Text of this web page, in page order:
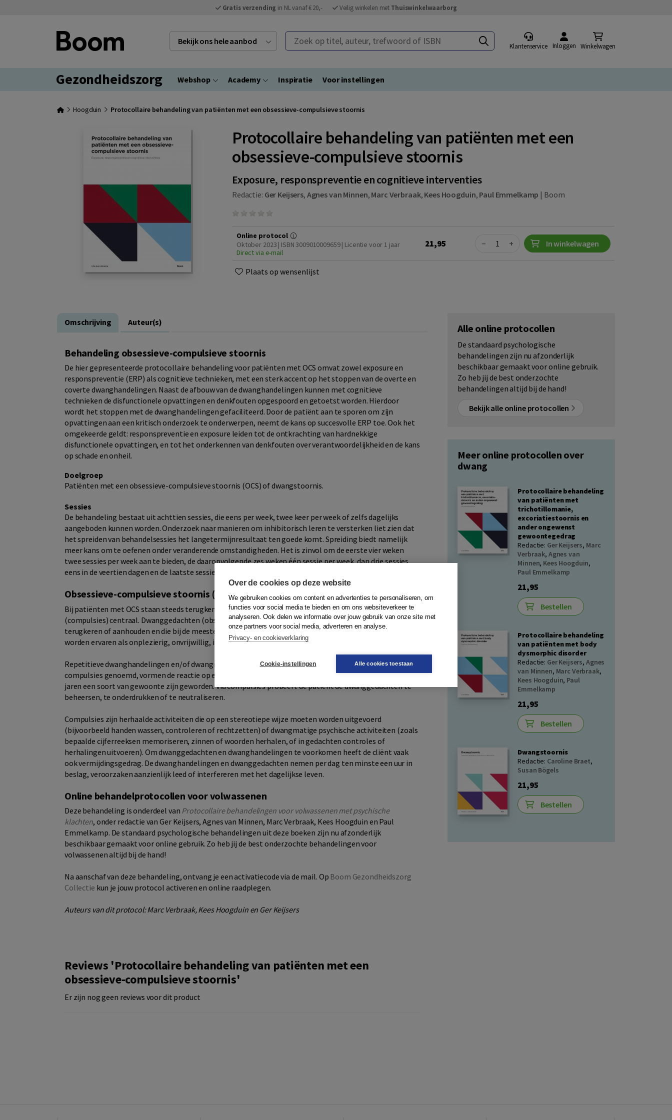
Gratis verzending in NL vanaf € 20,- Veilig winkelen met Thuiswinkelwaarborg
Bekijk ons hele aanbod Zoek op titel, auteur, trefwoord of ISBN
Klantenservice Inloggen Winkelwagen
Gezondheidszorg Webshop Academy Inspiratie Voor instellingen
Hoogduin Protocollaire behandeling van patiënten met een obsessieve-compulsieve stoornis
Protocollaire behandeling van patiënten met een
obsessieve-compulsieve stoornis
Exposure, responspreventie en cognitieve interventies
Redactie: Ger Keijsers, Agnes van Minnen, Marc Verbraak, Kees Hoogduin, Paul Emmelkamp | Boom
Online protocol
Oktober 2023 | ISBN 3009010009659 | Licentie voor 1 jaar
Direct via e-mail
21,95 Quantity
− + In winkelwagen
Plaats op wensenlijst
Omschrijving Auteur(s)
Behandeling obsessieve-compulsieve stoornis
De hier gepresenteerde protocollaire behandeling voor patiënten met OCS omvat zowel exposure en
responspreventie (ERP) als cognitieve technieken, met een sterk accent op het stoppen van de overte en
coverte dwanghandelingen. Naast de afbouw van de dwanghandelingen kunnen met cognitieve
technieken de disfunctionele opvattingen en denkfouten opgespoord en getoetst worden. Hierdoor
wordt het stoppen met de dwanghandelingen gefaciliteerd. Door de patiënt aan te sporen om zijn
opvattingen aan een kritisch onderzoek te onderwerpen, neemt de kans op succesvolle ERP toe. Ook het
omgekeerde geldt: responspreventie en exposure leiden tot de ontkrachting van hardnekkige
disfunctionele opvattingen, en tot het onderkennen van denkfouten over verantwoordelijkheid en de kans
op schade en onheil.
Doelgroep
Patiënten met een obsessieve-compulsieve stoornis (OCS) of dwangstoornis.
Sessies
De behandeling bestaat uit achttien sessies, die eens per week, twee keer per week of zelfs dagelijks
aangeboden kunnen worden. Onderzoek naar manieren om inhibitorisch leren te versterken liet zien dat
het spreiden van behandelsessies het langetermijnresultaat ten goede komt. Spreiding biedt namelijk
meer kans om te oefenen onder veranderende omstandigheden. Het is zinvol om de eerste vier weken
twee sessies per week aan te bieden, de daaropvolgende zes weken één sessie per week, dan drie sessies
eens in de veertien dagen en de laatste sessie na vier weken.
Obsessieve-compulsieve stoornis (OCS)
Bij patiënten met OCS staan steeds terugkerende dwanggedachten (obsessies) en/of dwangrituelen
(compulsies) centraal. Dwanggedachten (obsessies) zijn ideeën, gedachten, beelden of flitsen die steeds
terugkeren of aanhouden en die bij de meeste patiënten opvallende angst en lijdensdruk oproepen. Ze
worden ervaren als onplezierig, onvrijwillig, intrusief, verwerpelijk en ongewenst.
Repetitieve dwanghandelingen en/of dwangmatige psychische activiteiten (cognitieve rituelen), ook wel
compulsies genoemd, vormen de reactie op een dwanggedachte, zelfs als deze compulsies in de loop der
jaren een soort van gewoonte zijn geworden. Via compulsies probeert de patiënt de dwanggedachten te
beheersen, te onderdrukken of te neutraliseren.
Compulsies zijn herhaalde activiteiten die op een stereotiepe wijze moeten worden uitgevoerd
(bijvoorbeeld handen wassen, controleren of rechtzetten) of dwangmatige psychische activiteiten (zoals
bepaalde cijferreeksen memoriseren, zinnen of woorden herhalen, of in gedachten controles of
herhalingen uitvoeren). Om dwanggedachten en dwanghandelingen te voorkomen heeft de cliënt vaak
ook vermijdingsgedrag. De dwanghandelingen en dwanggedachten nemen per dag ten minste een uur in
beslag, veroorzaken aanzienlijk leed of interfereren met het dagelijkse leven.
Online behandelprotocollen voor volwassenen
Deze behandeling is onderdeel van Protocollaire behandelingen voor volwassenen met psychische
klachten, onder redactie van Ger Keijsers, Agnes van Minnen, Marc Verbraak, Kees Hoogduin en Paul
Emmelkamp. De standaard psychologische behandelingen uit deze boeken zijn nu afzonderlijk
beschikbaar gemaakt voor online gebruik. Zo heb jij de best onderzochte behandelingen voor
volwassenen altijd bij de hand!
Na aanschaf van deze behandeling, ontvang je een activatiecode via de mail. Op Boom Gezondheidszorg
Collectie kun je jouw protocol activeren en online raadplegen.
Auteurs van dit protocol: Marc Verbraak, Kees Hoogduin en Ger Keijsers
Reviews 'Protocollaire behandeling van patiënten met een
obsessieve-compulsieve stoornis'
Er zijn nog geen reviews voor dit product
Alle online protocollen
De standaard psychologische
behandelingen zijn nu afzonderlijk
beschikbaar gemaakt voor online gebruik.
Zo heb jij de best onderzochte
behandelingen altijd bij de hand!
Bekijk alle online protocollen
Meer online protocollen over
dwang
Protocollaire behandeling
van patiënten met
trichotillomanie,
excoriatiestoornis en
ander ongewenst
gewoontegedrag
Redactie: Ger Keijsers, Marc
Verbraak, Agnes van
Minnen, Kees Hoogduin,
Paul Emmelkamp
21,95
Bestellen
Protocollaire behandeling
van patiënten met body
dysmorphic disorder
Redactie: Ger Keijsers, Agnes
van Minnen, Marc Verbraak,
Kees Hoogduin, Paul
Emmelkamp
21,95
Bestellen
Dwangstoornis
Redactie: Caroline Braet,
Susan Bögels
21,95
Bestellen
Over de cookies op deze website
We gebruiken cookies om content en advertenties te personaliseren, om
functies voor social media te bieden en om ons websiteverkeer te
analyseren. Ook delen we informatie over jouw gebruik van onze site met
onze partners voor social media, adverteren en analyse.
Privacy- en cookieverklaring
Cookie-instellingen Alle cookies toestaan